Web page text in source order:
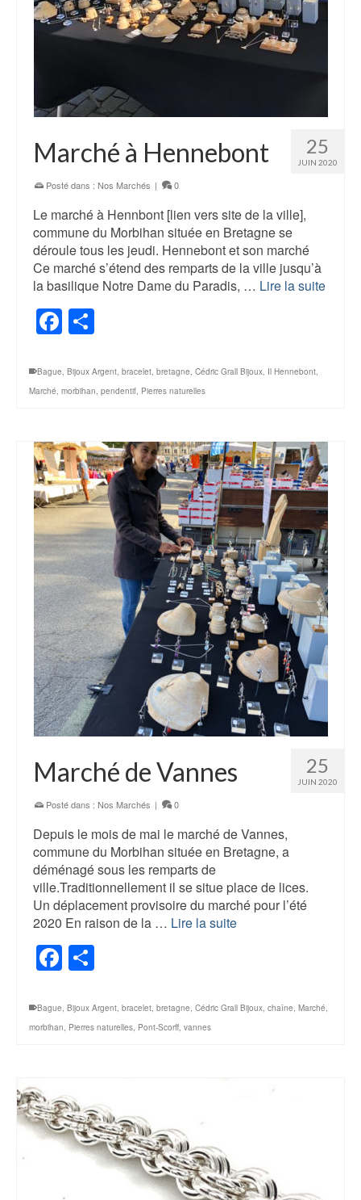
25
JUIN 2020
Marché à Hennebont
Posté dans : Nos Marchés | 0
Le marché à Hennbont [lien vers site de la ville],
commune du Morbihan située en Bretagne se
déroule tous les jeudi. Hennebont et son marché
Ce marché s’étend des remparts de la ville jusqu’à
la basilique Notre Dame du Paradis, … Lire la suite
Facebook
Bague Bijoux Argent bracelet bretagne Cédric Grall Bijoux Il Hennebont
Marché morbihan pendentif Pierres naturelles
25
JUIN 2020
Marché de Vannes
Posté dans : Nos Marchés | 0
Depuis le mois de mai le marché de Vannes,
commune du Morbihan située en Bretagne, a
déménagé sous les remparts de
ville.Traditionnellement il se situe place de lices.
Un déplacement provisoire du marché pour l’été
2020 En raison de la … Lire la suite
Facebook
Bague, Bijoux Argent, bracelet, bretagne, Cédric Grall Bijoux, chaîne, Marché,
morbihan, Pierres naturelles, Pont-Scorff, vannes